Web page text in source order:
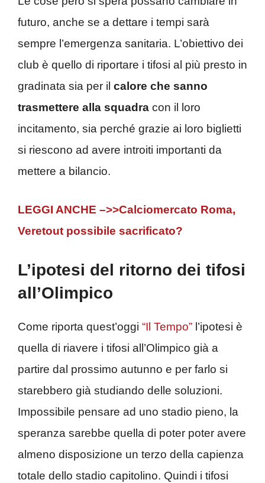
futuro, anche se a dettare i tempi sarà
sempre l’emergenza sanitaria. L’obiettivo dei
club è quello di riportare i tifosi al più presto in
gradinata sia per il calore che sanno
trasmettere alla squadra con il loro
incitamento, sia perché grazie ai loro biglietti
si riescono ad avere introiti importanti da
mettere a bilancio.
LEGGI ANCHE –>>Calciomercato Roma,
Veretout possibile sacrificato?
L’ipotesi del ritorno dei tifosi
all’Olimpico
Come riporta quest’oggi “Il Tempo” l’ipotesi è
quella di riavere i tifosi all’Olimpico già a
partire dal prossimo autunno e per farlo si
starebbero già studiando delle soluzioni.
Impossibile pensare ad uno stadio pieno, la
speranza sarebbe quella di poter poter avere
almeno disposizione un terzo della capienza
totale dello stadio capitolino. Quindi i tifosi